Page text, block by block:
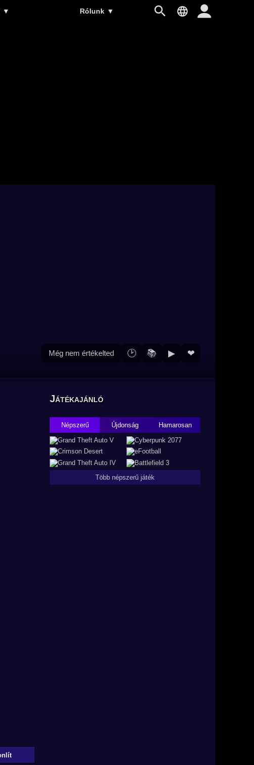
▼ Rólunk ▼
Még nem értékelted 🕑 📚 ▶ ❤
Játékajánló
Népszerű Újdonság Hamarosan
Több népszerű játék